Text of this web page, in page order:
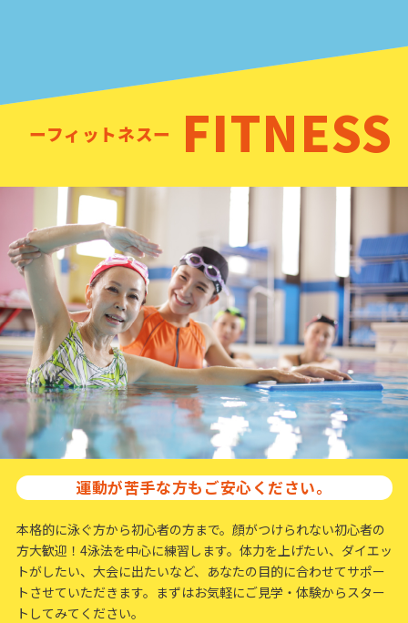
ーフィットネスー FITNESS
運動が苦手な方もご安心ください。
本格的に泳ぐ方から初心者の方まで。顔がつけられない初心者の
方大歓迎！4泳法を中心に練習します。体力を上げたい、ダイエッ
トがしたい、大会に出たいなど、あなたの目的に合わせてサポー
トさせていただきます。まずはお気軽にご見学・体験からスター
トしてみてください。